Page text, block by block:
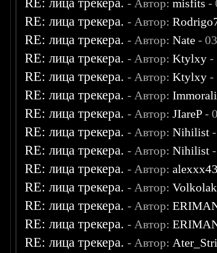
RE: лица трекера. - Автор:misfits -
RE: лица трекера. - Автор:
RE: лица трекера. - Автор:Nate -
RE: лица трекера. - Автор:Ktylxy -
RE: лица трекера. - Автор:Ktylxy -
RE: лица трекера. - Автор:
RE: лица трекера. - Автор:JIareP -
RE: лица трекера. - Автор:Nihilist
RE: лица трекера. - Автор:Nihilist
RE: лица трекера. - Автор:
RE: лица трекера. - Автор:Volkolak
RE: лица трекера. - Автор:
RE: лица трекера. - Автор:
RE: лица трекера. - Автор: